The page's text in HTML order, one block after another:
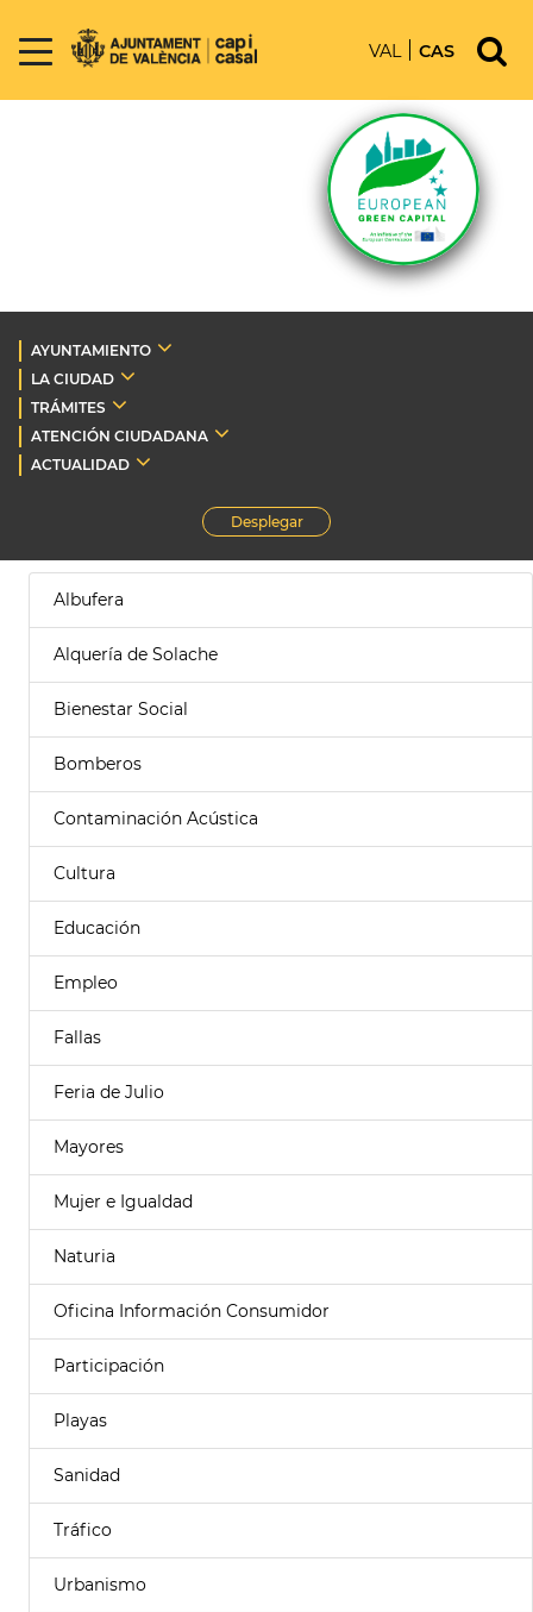
VAL CAS
AYUNTAMIENTO
LA CIUDAD
TRÁMITES
ATENCIÓN CIUDADANA
ACTUALIDAD
Desplegar
Albufera
Alquería de Solache
Bienestar Social
Bomberos
Contaminación Acústica
Cultura
Educación
Empleo
Fallas
Feria de Julio
Mayores
Mujer e Igualdad
Naturia
Oficina Información Consumidor
Participación
Playas
Sanidad
Tráfico
Urbanismo